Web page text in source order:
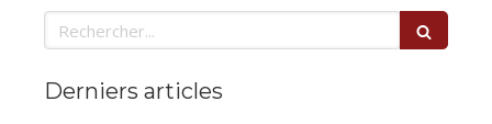
Rechercher
Derniers articles